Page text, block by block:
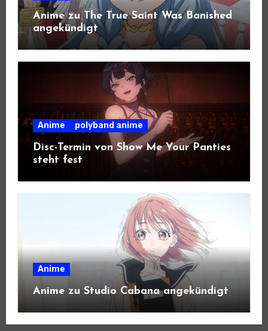
Anime zu The True Saint Was Banished
angekündigt
Anime polyband anime
Disc-Termin von Show Me Your Panties
steht fest
Anime
Anime zu Studio Cabana angekündigt